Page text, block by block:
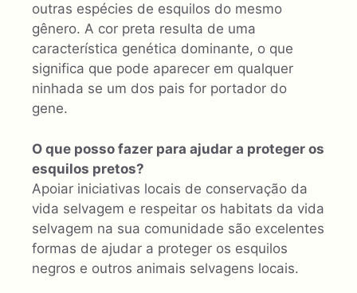
outras espécies de esquilos do mesmo
gênero. A cor preta resulta de uma
característica genética dominante, o que
significa que pode aparecer em qualquer
ninhada se um dos pais for portador do
gene.
O que posso fazer para ajudar a proteger os
esquilos pretos?
Apoiar iniciativas locais de conservação da
vida selvagem e respeitar os habitats da vida
selvagem na sua comunidade são excelentes
formas de ajudar a proteger os esquilos
negros e outros animais selvagens locais.